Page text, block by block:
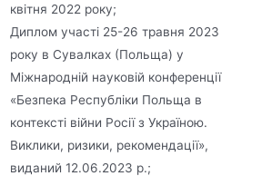
квітня 2022 року;
Диплом участі 25-26 травня 2023
року в Сувалках (Польща) у
Міжнародній науковій конференції
«Безпека Республіки Польща в
контексті війни Росії з Україною.
Виклики, ризики, рекомендації»,
виданий 12.06.2023 р.;